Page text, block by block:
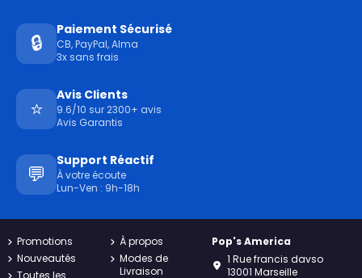
🔒
Paiement Sécurisé
CB, PayPal, Alma
3x sans frais
⭐
Avis Clients
9.6/10 sur 2300+ avis
Avis Garantis
💬
Support Réactif
À votre écoute
Lun-Ven : 9h-18h
Promotions
Nouveautés
Toutes les
À propos
Modes de
Livraison
Pop's America
1 Rue francis davso
13001 Marseille